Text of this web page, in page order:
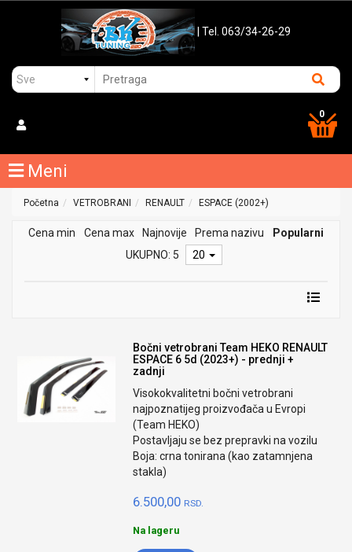
| Tel. 063/34-26-29
0
Meni
Početna VETROBRANI RENAULT ESPACE (2002+)
Cena min Cena max Najnovije Prema nazivu
Popularni
UKUPNO: 5
20
Bočni vetrobrani Team HEKO RENAULT
ESPACE 6 5d (2023+) - prednji +
zadnji
Visokokvalitetni bočni vetrobrani
najpoznatijeg proizvođača u Evropi
(Team HEKO)
Postavljaju se bez prepravki na vozilu
Boja: crna tonirana (kao zatamnjena
stakla)
6.500,00 RSD.
Na lageru